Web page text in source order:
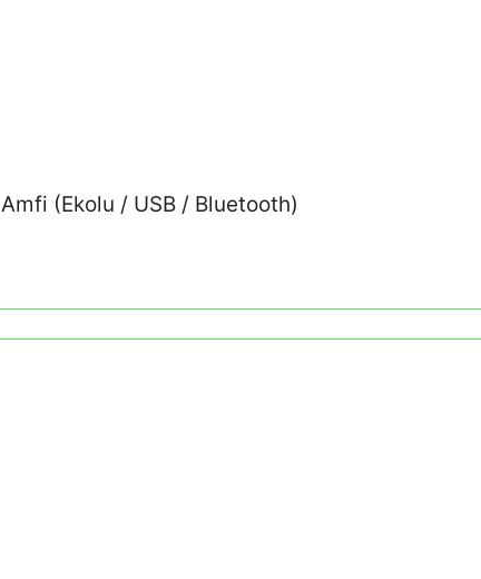
(Ekolu / USB / Bluetooth)